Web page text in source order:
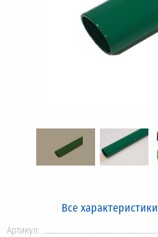
Все характеристики
Артикул: